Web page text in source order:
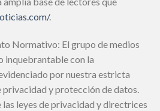
.
Normativo: El grupo de medios
inquebrantable con la
por nuestra estricta
privacidad y protección de datos.
las leyes de privacidad y directrices